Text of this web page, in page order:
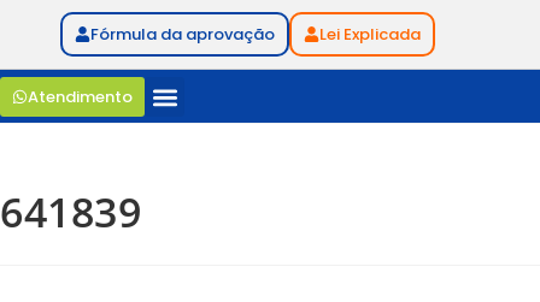
Fórmula da aprovação Lei Explicada
Atendimento
641839